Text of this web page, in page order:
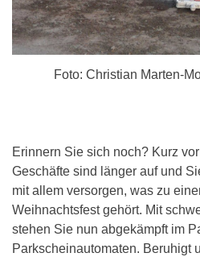
Foto: Christian Marten-
Erinnern Sie sich noch? Kurz
Geschäfte sind länger auf und
mit allem versorgen, was zu
Weihnachtsfest gehört. Mit
stehen Sie nun abgekämpft im
Parkscheinautomaten. Beruhigt